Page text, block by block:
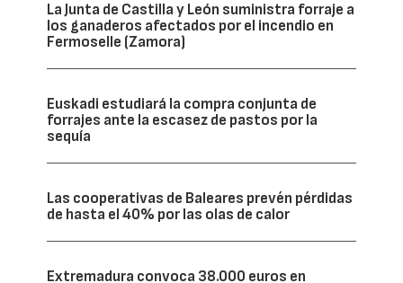
La Junta de Castilla y León suministra forraje a
los ganaderos afectados por el incendio en
Fermoselle (Zamora)
Euskadi estudiará la compra conjunta de
forrajes ante la escasez de pastos por la
sequía
Las cooperativas de Baleares prevén pérdidas
de hasta el 40% por las olas de calor
Extremadura convoca 38.000 euros en